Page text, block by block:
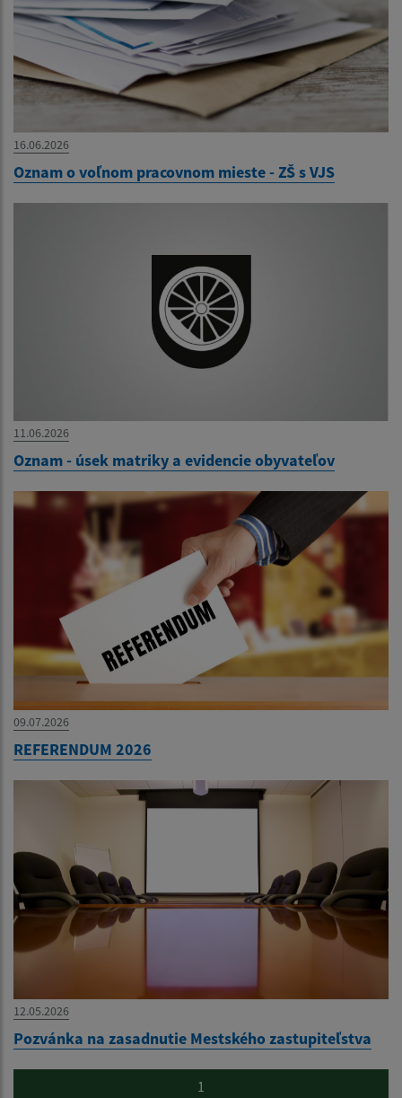
16.06.2026
Oznam o voľnom pracovnom mieste - ZŠ s VJS
11.06.2026
Oznam - úsek matriky a evidencie obyvateľov
09.07.2026
REFERENDUM 2026
12.05.2026
Pozvánka na zasadnutie Mestského zastupiteľstva
1